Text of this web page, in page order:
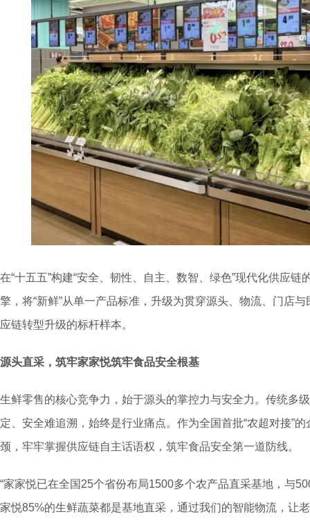
在“十五五”构建“安全、韧性、自主、数智、绿色”现代化供应
擎，将“新鲜”从单一产品标准，升级为贯穿源头、物流、门店
应链转型升级的标杆样本。
源头直采，筑牢家家悦筑牢食品安全根基
生鲜零售的核心竞争力，始于源头的掌控力与安全力。传统多
定、安全难追溯，始终是行业痛点。作为全国首批“农超对接”
颈，牢牢掌握供应链自主话语权，筑牢食品安全第一道防线。
“家家悦已在全国25个省份布局1500多个农产品直采基地，与
家悦85%的生鲜蔬菜都是基地直采，通过我们的智能物流，让